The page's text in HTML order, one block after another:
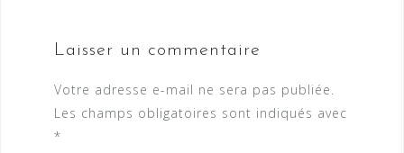
Laisser un commentaire
Votre adresse e-mail ne sera pas publiée.
Les champs obligatoires sont indiqués avec
*